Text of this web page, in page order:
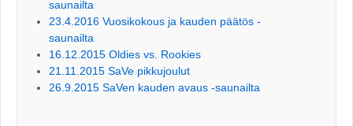
saunailta
23.4.2016 Vuosikokous ja kauden päätös -
saunailta
16.12.2015 Oldies vs. Rookies
21.11.2015 SaVe pikkujoulut
26.9.2015 SaVen kauden avaus -saunailta